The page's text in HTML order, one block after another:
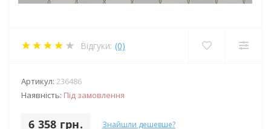
Відгуки: (0)
Артикул: 236486
Наявність: Під замовлення
6 358 грн. Знайшли дешевше?